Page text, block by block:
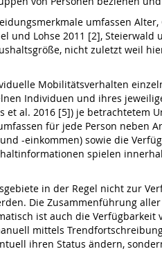
umfassen
und Lohse 2011 [2],
nicht zuletzt weil
Mobilitätsverhalten
Individuen und ihres
et al. 2016 [5]) je
für jede Person neben
-einkommen) sowie die
spielen
in der Regel nicht zur
Die Zusammenführung
ist auch die
mittels
ihren Status ändern,